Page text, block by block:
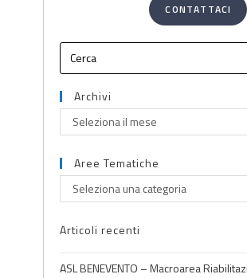
CONTATTACI
Archivi
Seleziona il mese
Aree Tematiche
Seleziona una categoria
Articoli recenti
ASL BENEVENTO – Macroarea